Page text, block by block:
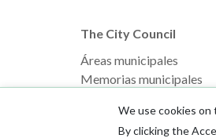
The City Council
Áreas municipales
Memorias municipales
The MayorWe use cookies
By clicking the